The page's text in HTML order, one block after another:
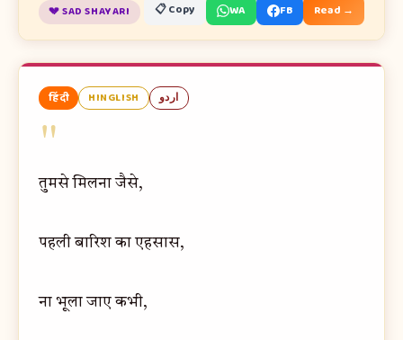
💔 SAD SHAYARI 📋 Copy WA FB Read →
हिंदी HINGLISH اردو
"
तुमसे मिलना जैसे,
पहली बारिश का एहसास,
ना भूला जाए कभी,